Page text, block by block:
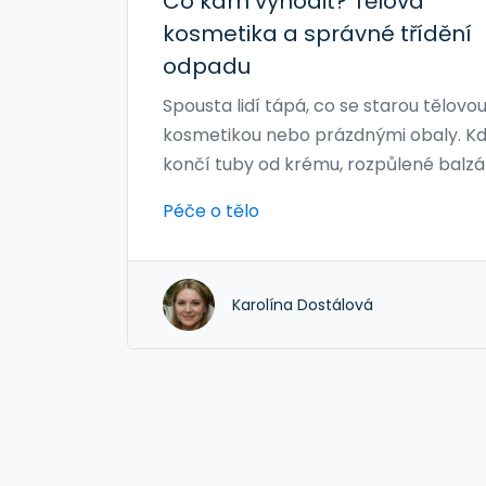
kosmetika a správné třídění
odpadu
Spousta lidí tápá, co se starou tělovou
kosmetikou nebo prázdnými obaly.
končí tuby od krému, rozpůlené
sprcháče? V článku najdete přehledně,
obaly. Dozvíte se tipy na ekologické
alternativy, které i obyčejné
Péče o tělo
Karolína Dostálová